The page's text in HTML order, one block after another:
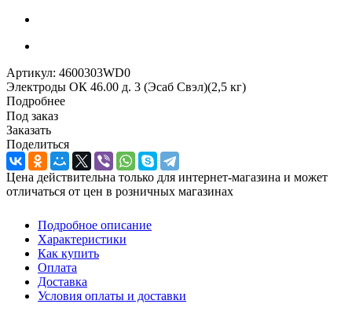
Артикул: 4600303WD0
Электроды ОК 46.00 д. 3 (Эсаб Свэл)(2,5 кг)
Подробнее
Под заказ
Заказать
Поделиться
Цена действительна только для интернет-магазина и может
отличаться от цен в розничных магазинах
Подробное описание
Характеристики
Как купить
Оплата
Доставка
Условия оплаты и доставки